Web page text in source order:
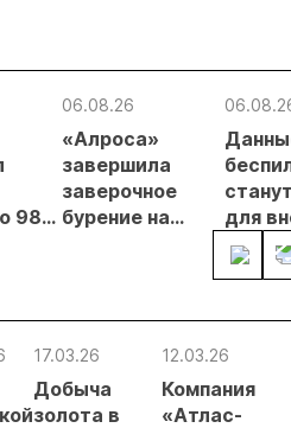
98%
06.08.26
«Алроса»
завершила
заверочное
бурение на
для
17.03.26
Добыча
золота в
12.03.26
Компания
«Атлас-